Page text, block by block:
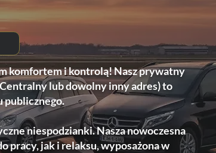
komfortem i kontrolą! Nasz prywatny
lub dowolny inny adres) to
publicznego.
niespodzianki. Nasza nowoczesna
pracy, jak i relaksu, wyposażona w